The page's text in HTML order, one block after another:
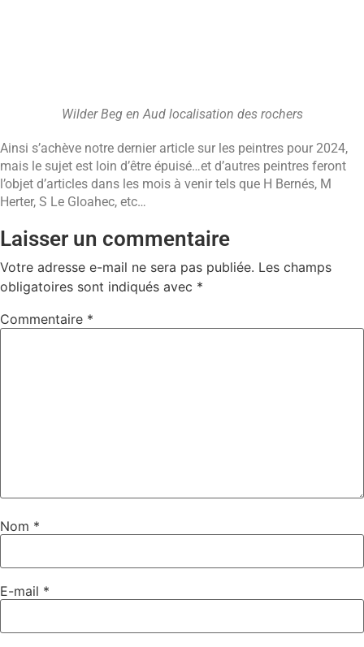
Wilder Beg en Aud localisation des rochers
Ainsi s’achève notre dernier article sur les peintres pour 2024,
mais le sujet est loin d’être épuisé…et d’autres peintres feront
l’objet d’articles dans les mois à venir tels que H Bernés, M
Herter, S Le Gloahec, etc…
Laisser un commentaire
Votre adresse e-mail ne sera pas publiée. Les champs
obligatoires sont indiqués avec *
Commentaire *
Nom *
E-mail *